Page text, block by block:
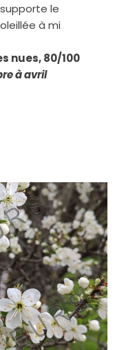
le
à mi
nues, 80/100
à avril